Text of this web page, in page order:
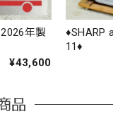
年製
¥43,600
♦️SHARP
11♦️
品